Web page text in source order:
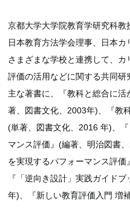
京都大学大学院教育学研究科教
日本教育方法学会理事、日本カ
さまざまな学校と連携して、
評価の活用などに関する共同研
主な著書に、『教科と総合に
著、図書文化、2003年)、『教
(単著、図書文化、2016 年)、
マンス評価』(編著、明治図書
を実現するパフォーマンス評価
『「逆向き設計」実践ガイド
年)、『新しい教育評価入門 増